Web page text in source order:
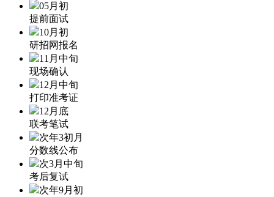
05月初
提前面试
10月初
研招网报名
11月中旬
现场确认
12月中旬
打印准考证
12月底
联考笔试
次年3初月
分数线公布
次3月中旬
考后复试
次年9月初